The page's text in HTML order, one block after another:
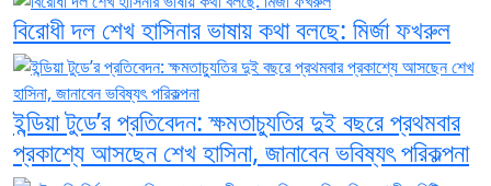
বিরোধী দল শেখ হাসিনার ভাষায় কথা বলছে: মির্জা ফখরুল
ইন্ডিয়া টুডে’র প্রতিবেদন: ক্ষমতাচ্যুতির দুই বছরে প্রথমবার
প্রকাশ্যে আসছেন শেখ হাসিনা, জানাবেন ভবিষ্যৎ পরিকল্পনা